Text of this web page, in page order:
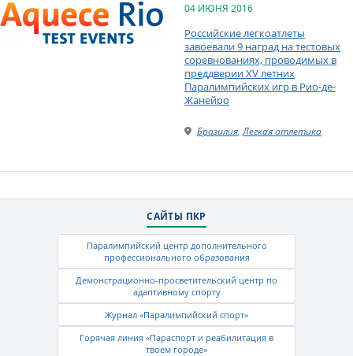
04 ИЮНЯ 2016
Российские легкоатлеты
завоевали 9 наград на тестовых
соревнованиях, проводимых в
преддверии XV летних
Паралимпийских игр в Рио-де-
Жанейро
Бразилия,Легкая атлетика
САЙТЫ ПКР
Паралимпийский центр дополнительного
профессионального образования
Демонстрационно-просветительский центр по
адаптивному спорту
Журнал «Паралимпийский спорт»
Горячая линия «Параспорт и реабилитация в
твоем городе»